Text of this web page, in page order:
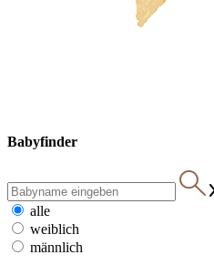
Babyfinder
alle
weiblich
männlich